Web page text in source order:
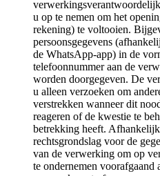
u op te nemen om het
rekening) te voltooien.
persoonsgegevens
de WhatsApp-app) in de
telefoonnummer aan de
worden doorgegeven. De
u alleen verzoeken om
verstrekken wanneer dit
reageren of de kwestie te
betrekking heeft.
rechtsgrondslag voor de
van de verwerking om op
te ondernemen voorafgaand